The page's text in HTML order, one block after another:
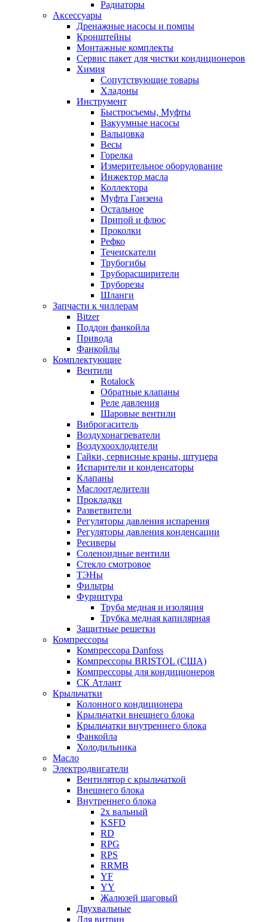
Радиаторы
Аксессуары
Дренажные насосы и помпы
Кронштейны
Монтажные комплекты
Сервис пакет для чистки кондиционеров
Химия
Сопутствующие товары
Хладоны
Инструмент
Быстросъемы, Муфты
Вакуумные насосы
Вальцовка
Весы
Горелка
Измерительное оборудование
Инжектор масла
Коллектора
Муфта Ганзена
Остальное
Припой и флюс
Проколки
Рефко
Течеискатели
Трубогибы
Труборасширители
Труборезы
Шланги
Запчасти к чиллерам
Bitzer
Поддон фанкойла
Привода
Фанкойлы
Комплектующие
Вентили
Rotalock
Обратные клапаны
Реле давления
Шаровые вентили
Виброгаситель
Воздухонагреватели
Воздухоохлодители
Гайки, сервисные краны, штуцера
Испарители и конденсаторы
Клапаны
Маслоотделители
Прокладки
Разветвители
Регуляторы давления испарения
Регуляторы давления конденсации
Ресиверы
Соленоидные вентили
Стекло смотровое
ТЭНы
Фильтры
Фурнитура
Труба медная и изоляция
Трубка медная капилярная
Защитные решетки
Компрессоры
Компрессора Danfoss
Компрессоры BRISTOL (США)
Компрессоры для кондиционеров
СК Атлант
Крыльчатки
Колонного кондиционера
Крыльчатки внешнего блока
Крыльчатки внутреннего блока
Фанкойла
Холодильника
Масло
Электродвигатели
Вентилятор с крыльчаткой
Внешнего блока
Внутреннего блока
2х вальный
KSFD
RD
RPG
RPS
RRMB
YF
YY
Жалюзей шаговый
Двухвальные
Для витрин